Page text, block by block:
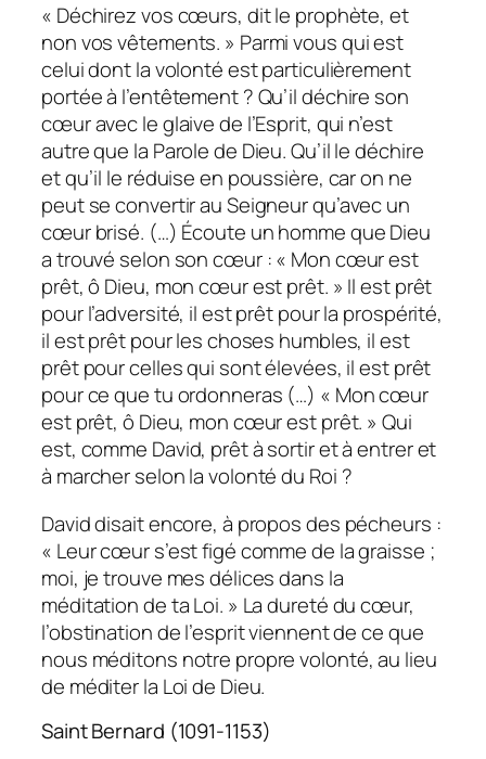
« Déchirez vos cœurs, dit le prophète, et
non vos vêtements. » Parmi vous qui est
celui dont la volonté est particulièrement
portée à l’entêtement ? Qu’il déchire son
cœur avec le glaive de l’Esprit, qui n’est
autre que la Parole de Dieu. Qu’il le déchire
et qu’il le réduise en poussière, car on ne
peut se convertir au Seigneur qu’avec un
cœur brisé. (…) Écoute un homme que Dieu
a trouvé selon son cœur : « Mon cœur est
prêt, ô Dieu, mon cœur est prêt. » Il est prêt
pour l’adversité, il est prêt pour la prospérité,
il est prêt pour les choses humbles, il est
prêt pour celles qui sont élevées, il est prêt
pour ce que tu ordonneras (…) « Mon cœur
est prêt, ô Dieu, mon cœur est prêt. » Qui
est, comme David, prêt à sortir et à entrer et
à marcher selon la volonté du Roi ?
David disait encore, à propos des pécheurs :
« Leur cœur s’est figé comme de la graisse ;
moi, je trouve mes délices dans la
méditation de ta Loi. » La dureté du cœur,
l’obstination de l’esprit viennent de ce que
nous méditons notre propre volonté, au lieu
de méditer la Loi de Dieu.
Saint Bernard (1091-1153)